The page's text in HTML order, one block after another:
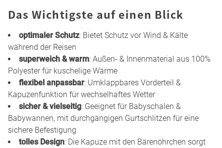
Das Wichtigste auf einen Blick
optimaler Schutz: Bietet Schutz vor Wind & Kälte
während der Reisen
superweich & warm: Außen- & Innenmaterial aus 100%
Polyester für kuschelige Wärme
flexibel anpassbar: Umklappbares Vorderteil &
Kapuzenfunktion für wechselhaftes Wetter
sicher & vielseitig: Geeignet für Babyschalen &
Babywannen, mit durchgängigen Gurtschlitzen für eine
sichere Befestigung
tolles Design: Die Kapuze mit den Bärenöhrchen sorgt